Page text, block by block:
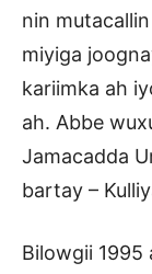
nin
miyiga
kariimka ah
ah. Abbe
Jamacadda
bartay –
Bilowgii 1995